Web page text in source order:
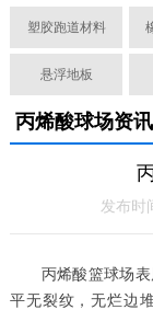
塑胶跑道材料
悬浮地板
丙烯酸球场资讯
发布时
丙烯酸篮球场表
平无裂纹，无烂边